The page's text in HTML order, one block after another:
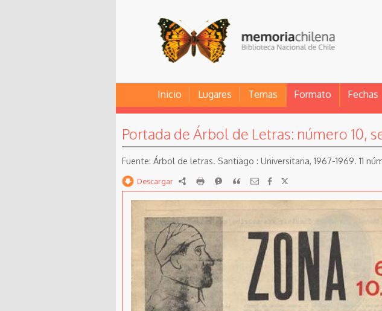
Inicio Lugares Temas Formato Fechas
Portada de Árbol de Letras: número 10,
Árbol de letras. Santiago : Universitaria, 1967-1969. 11
Descargar RDF imprimirReportarCitar